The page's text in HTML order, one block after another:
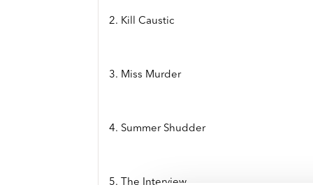
2. Kill Caustic
3. Miss Murder
4. Summer Shudder
5. The Interview